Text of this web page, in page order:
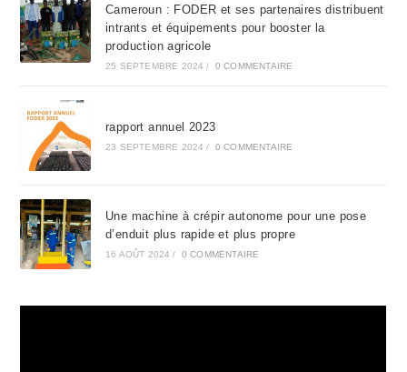
Cameroun : FODER et ses partenaires distribuent
intrants et équipements pour booster la
production agricole
25 SEPTEMBRE 2024 / 0 COMMENTAIRE
rapport annuel 2023
23 SEPTEMBRE 2024 / 0 COMMENTAIRE
Une machine à crépir autonome pour une pose
d’enduit plus rapide et plus propre
16 AOÛT 2024 / 0 COMMENTAIRE